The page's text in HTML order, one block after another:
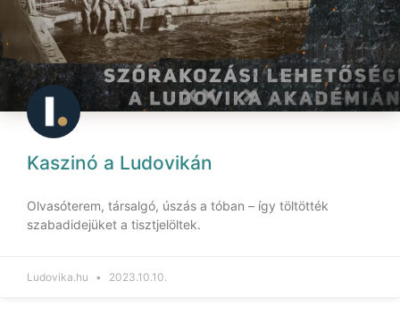
Kaszinó a Ludovikán
Olvasóterem, társalgó, úszás a tóban – így töltötték
szabadidejüket a tisztjelöltek.
Ludovika.hu 2023.10.10.